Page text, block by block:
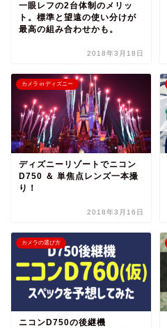
一眼レフの2台体制のメリッ
ト。標準と望遠の使い分けが
最高の組み合わせかも。
2018年3月18日
カメラ in ディズニー
ディズニーリゾートでニコン
D750 ＆ 単焦点レンズ一本撮
り！
2018年3月16日
カメラの選び方
ニコンD750の後継機